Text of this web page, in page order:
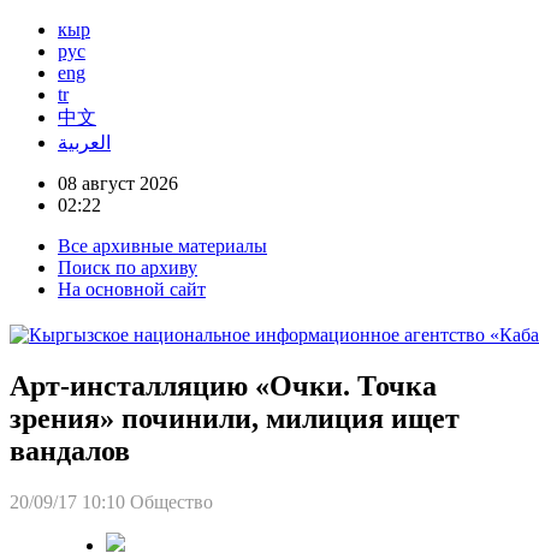
кыр
рус
eng
tr
中文
العربية
08 август 2026
02:22
Все архивные материалы
Поиск по архиву
На основной сайт
Арт-инсталляцию «Очки. Точка
зрения» починили, милиция ищет
вандалов
20/09/17 10:10 Общество